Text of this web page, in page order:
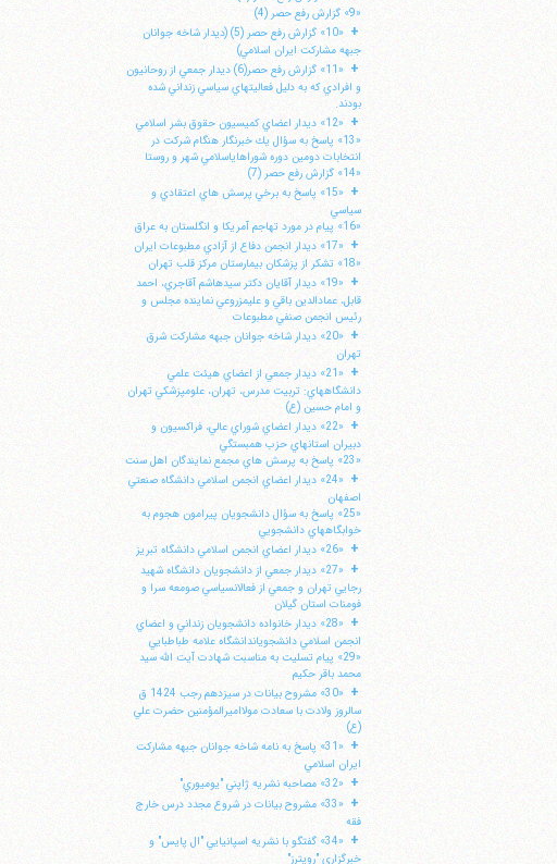
«9» گزارش رفع حصر (4)
+
«10» گزارش رفع حصر (5) (ديدار شاخه جوانان
جبهه مشاركت ايران اسلامي)
+
«11» گزارش رفع حصر(6) ديدار جمعي از روحانيون
و افرادي كه به دليل فعاليتهاي سياسي زنداني شده
بودند.
+ «12» ديدار اعضاي كميسيون حقوق بشر اسلامي
«13» پاسخ به سؤال يك خبرنگار هنگام شركت در
انتخابات دومين دوره شوراهاياسلامي شهر و روستا
«14» گزارش رفع حصر (7)
+
«15» پاسخ به برخي پرسش هاي اعتقادي و
سياسي
«16» پيام در مورد تهاجم آمريكا و انگلستان به عراق
+ «17» ديدار انجمن دفاع از آزادي مطبوعات ايران
«18» تشكر از پزشكان بيمارستان مركز قلب تهران
+
«19» ديدار آقايان دكتر سيدهاشم آقاجري، احمد
قابل، عمادالدين باقي و عليمزروعي نماينده مجلس و
رئيس انجمن صنفي مطبوعات
+
«20» ديدار شاخه جوانان جبهه مشاركت شرق
تهران
+
«21» ديدار جمعي از اعضاي هيئت علمي
دانشگاههاي: تربيت مدرس، تهران، علومپزشكي تهران
و امام حسين (ع)
+
«22» ديدار اعضاي شوراي عالي، فراكسيون و
دبيران استانهاي حزب همبستگي
«23» پاسخ به پرسش هاي مجمع نمايندگان اهل سنت
+
«24» ديدار اعضاي انجمن اسلامي دانشگاه صنعتي
اصفهان
«25» پاسخ به سؤال دانشجويان پيرامون هجوم به
خوابگاههاي دانشجويي
+ «26» ديدار اعضاي انجمن اسلامي دانشگاه تبريز
+
«27» ديدار جمعي از دانشجويان دانشگاه شهيد
رجايي تهران و جمعي از فعالانسياسي صومعه سرا و
فومنات استان گيلان
+
«28» ديدار خانواده دانشجويان زنداني و اعضاي
انجمن اسلامي دانشجوياندانشگاه علامه طباطبايي
«29» پيام تسليت به مناسبت شهادت آيت الله سيد
محمد باقر حكيم
+
«30» مشروح بيانات در سيزدهم رجب 1424 ق
سالروز ولادت با سعادت مولااميرالمؤمنين حضرت علي
(ع)
+
«31» پاسخ به نامه شاخه جوانان جبهه مشاركت
ايران اسلامي
+ «32» مصاحبه نشريه ژاپني "يوميوري"
+
«33» مشروح بيانات در شروع مجدد درس خارج
فقه
+
«34» گفتگو با نشريه اسپانيايي "ال پايس" و
خبرگزاري "رويترز"